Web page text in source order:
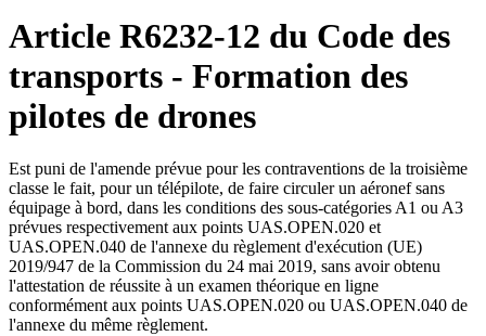
Article R6232-12 du Code des
transports - Formation des
pilotes de drones
Est puni de l'amende prévue pour les contraventions de la troisième
classe le fait, pour un télépilote, de faire circuler un aéronef sans
équipage à bord, dans les conditions des sous-catégories A1 ou A3
prévues respectivement aux points UAS.OPEN.020 et
UAS.OPEN.040 de l'annexe du règlement d'exécution (UE)
2019/947 de la Commission du 24 mai 2019, sans avoir obtenu
l'attestation de réussite à un examen théorique en ligne
conformément aux points UAS.OPEN.020 ou UAS.OPEN.040 de
l'annexe du même règlement.